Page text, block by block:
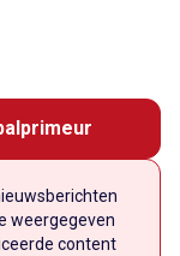
weergegeven
content